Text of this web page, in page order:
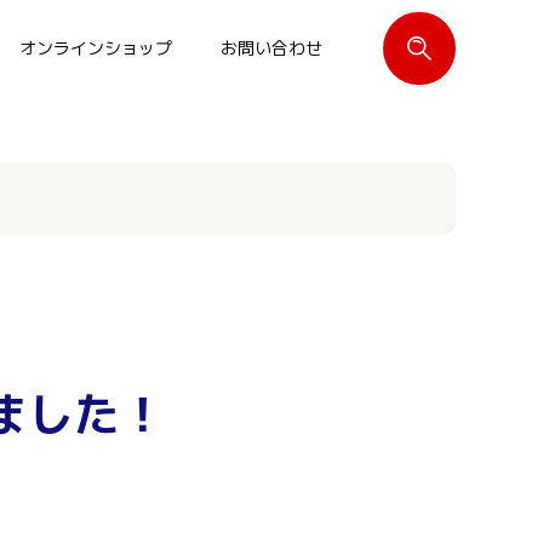
オンラインショップ お問い合わせ
た！